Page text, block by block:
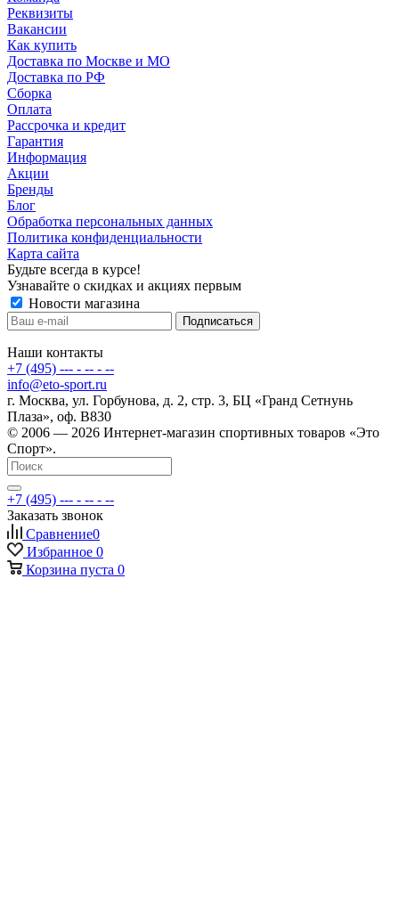
Реквизиты
Вакансии
Как купить
Доставка по Москве и МО
Доставка по РФ
Сборка
Оплата
Рассрочка и кредит
Гарантия
Информация
Акции
Бренды
Блог
Обработка персональных данных
Политика конфиденциальности
Карта сайта
Будьте всегда в курсе!
Узнавайте о скидках и акциях первым
Новости магазина
Наши контакты
+7 (495) --- - -- - --
info@eto-sport.ru
г. Москва, ул. Горбунова, д. 2, стр. 3, БЦ «Гранд Сетнунь
Плаза», оф. В830
© 2006 — 2026 Интернет-магазин спортивных товаров «Это
Спорт».
+7 (495) --- - -- - --
Заказать звонок
Сравнение0
Избранное 0
Корзина пуста 0